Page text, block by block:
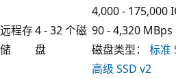
远程存
储
4 - 32 个磁
盘
4,000 - 175,000
90 - 4,320 MBps
磁盘类型： 标准
高级 SSD v2